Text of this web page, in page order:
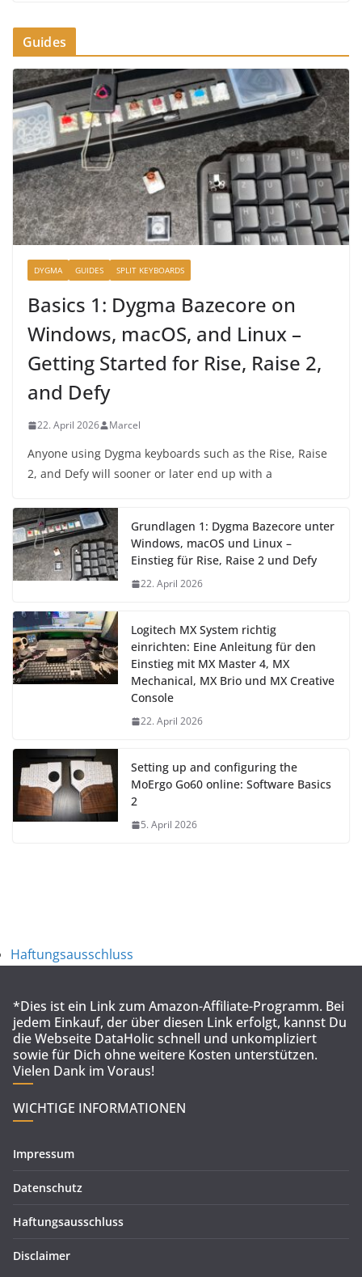
Guides
DYGMA GUIDES SPLIT KEYBOARDS
Basics 1: Dygma Bazecore on
Windows, macOS, and Linux –
Getting Started for Rise, Raise 2,
and Defy
22. April 2026 Marcel
Anyone using Dygma keyboards such as the Rise, Raise
2, and Defy will sooner or later end up with a
Grundlagen 1: Dygma Bazecore unter
Windows, macOS und Linux –
Einstieg für Rise, Raise 2 und Defy
22. April 2026
Logitech MX System richtig
einrichten: Eine Anleitung für den
Einstieg mit MX Master 4, MX
Mechanical, MX Brio und MX Creative
Console
22. April 2026
Setting up and configuring the
MoErgo Go60 online: Software Basics
2
5. April 2026
Haftungsausschluss
*Dies ist ein Link zum Amazon-Affiliate-Programm. Bei
jedem Einkauf, der über diesen Link erfolgt, kannst Du
die Webseite DataHolic schnell und unkompliziert
sowie für Dich ohne weitere Kosten unterstützen.
Vielen Dank im Voraus!
WICHTIGE INFORMATIONEN
Impressum
Datenschutz
Haftungsausschluss
Disclaimer